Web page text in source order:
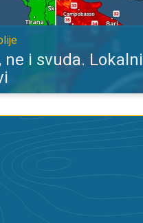
ne i svuda. Lokalni